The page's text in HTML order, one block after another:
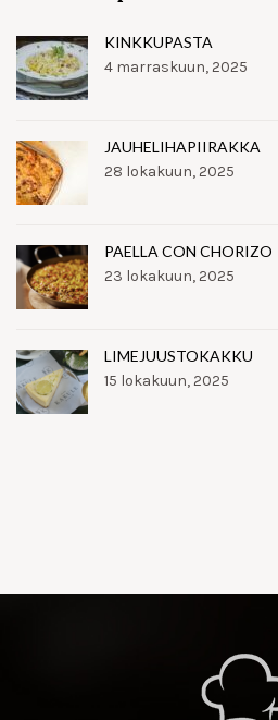
KINKKUPASTA
4 marraskuun, 2025
JAUHELIHAPIIRAKKA
28 lokakuun, 2025
PAELLA CON CHORIZO
23 lokakuun, 2025
LIMEJUUSTOKAKKU
15 lokakuun, 2025